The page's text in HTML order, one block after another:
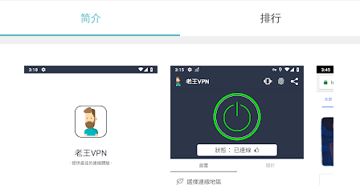
简介 排行